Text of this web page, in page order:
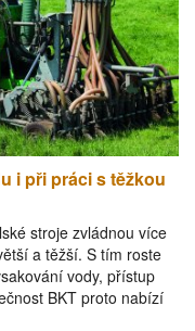
i při práci s těžkou
stroje zvládnou více
a těžší. S tím roste
vody, přístup
BKT proto nabízí